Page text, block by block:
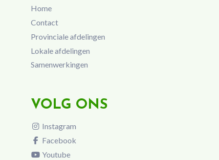
Home
Contact
Provinciale afdelingen
Lokale afdelingen
Samenwerkingen
VOLG ONS
Instagram
Facebook
Youtube